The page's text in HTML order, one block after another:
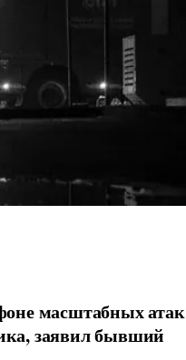
масштабных атак
заявил бывший